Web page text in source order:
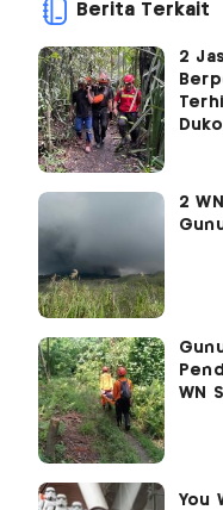
Berita Terkait
2
2
WN